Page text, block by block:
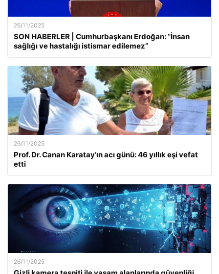
26/11/2025
SON HABERLER | Cumhurbaşkanı Erdoğan: “İnsan
sağlığı ve hastalığı istismar edilemez”
26/11/2025
Prof. Dr. Canan Karatay’ın acı günü: 46 yıllık eşi vefat
etti
26/11/2025